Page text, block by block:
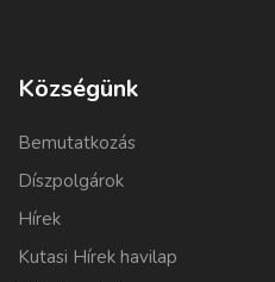
Községünk
Bemutatkozás
Díszpolgárok
Hírek
Kutasi Hírek havilap